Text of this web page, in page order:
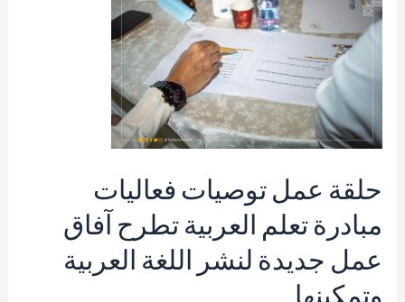
الرعاية
الصحية
بعنوان
(الفرص
الواعدة
في
التكنولوجيا
لرواد
الأعمال
والمبتكرين)
حلقة عمل توصيات فعاليات
مبادرة تعلم العربية تطرح آفاق
عمل جديدة لنشر اللغة العربية
وتمكينها